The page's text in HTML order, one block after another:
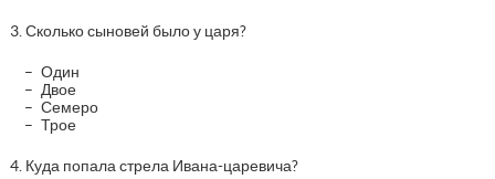
3. Сколько сыновей было у царя?
Один
Двое
Семеро
Трое
4. Куда попала стрела Ивана-царевича?